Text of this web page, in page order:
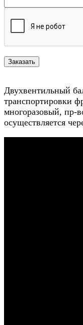
Двухвентильный
транспортировки
многоразовый, пр-
осуществляется